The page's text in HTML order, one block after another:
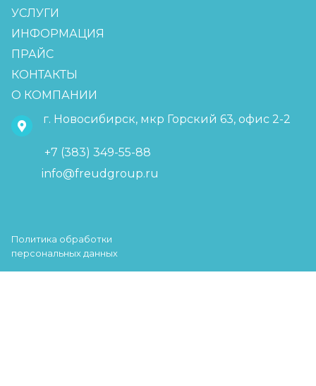
УСЛУГИ
ИНФОРМАЦИЯ
ПРАЙС
КОНТАКТЫ
О КОМПАНИИ
г. Новосибирск, мкр Горский 63, офис 2-2
+7 (383) 349-55-88
info@freudgroup.ru
Политика обработки
персональных данных